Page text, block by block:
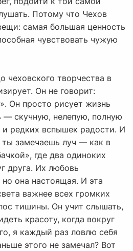
Потому что Чехов
самая большая ценность
чувствовать чужую
чеховского творчества в
Он не говорит:
Он просто рисует жизнь
— скучную, нелепую, полную
и редких вспышек радости. И
ты замечаешь луч — как в
где два одиноких
друга. Их любовь
она настоящая. И эта
важнее всех громких
тишины. Он учит слышать,
красоту, когда вокруг
я каждый раз ловлю себя
этого не замечал? Вот